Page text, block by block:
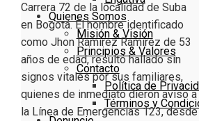
Quienes Somos
Misión & Visión
Principios & Valores
Contacto
Política de
Términos y
Carrera 72 de la localidad de Suba
en Bogotá. El hombre identificado
como Jhon Ramírez Ramírez de 53
años de edad, resultó hallado sin
signos vitales por sus familiares,
quienes de inmediato dieron aviso a
la Línea de Emergencias 123, desde